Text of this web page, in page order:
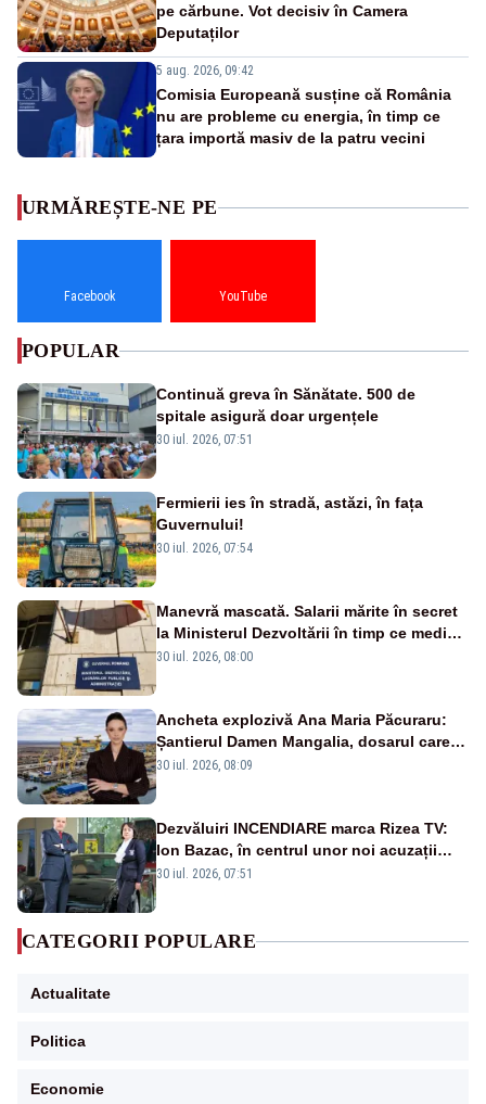
pe cărbune. Vot decisiv în Camera
Deputaților
5 aug. 2026, 09:42
Comisia Europeană susține că România
nu are probleme cu energia, în timp ce
țara importă masiv de la patru vecini
URMĂREȘTE-NE PE
Facebook YouTube
POPULAR
Continuă greva în Sănătate. 500 de
spitale asigură doar urgențele
30 iul. 2026, 07:51
Fermierii ies în stradă, astăzi, în fața
Guvernului!
30 iul. 2026, 07:54
Manevră mascată. Salarii mărite în secret
la Ministerul Dezvoltării în timp ce medicii
ies în stradă
30 iul. 2026, 08:00
Ancheta explozivă Ana Maria Păcuraru:
Șantierul Damen Mangalia, dosarul care
scufundă apărarea României
30 iul. 2026, 08:09
Dezvăluiri INCENDIARE marca Rizea TV:
Ion Bazac, în centrul unor noi acuzații
publice
30 iul. 2026, 07:51
CATEGORII POPULARE
Actualitate
Politica
Economie